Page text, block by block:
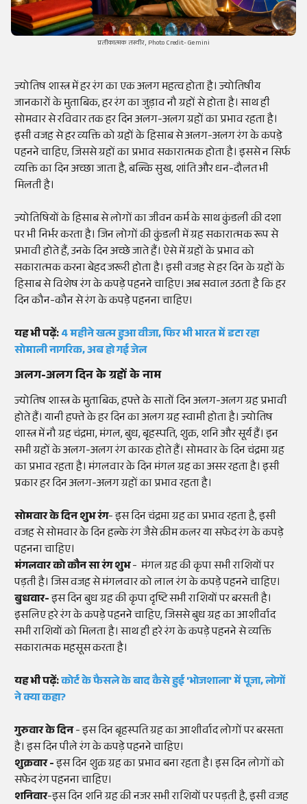
प्रतीकात्मक तस्वीर, Photo Credit- Gemini
ज्योतिष शास्त्र में हर रंग का एक अलग महत्व होता है। ज्योतिषीय
जानकारों के मुताबिक, हर रंग का जुड़ाव नौ ग्रहों से होता है। साथ ही
सोमवार से रविवार तक हर दिन अलग-अलग ग्रहों का प्रभाव रहता है।
इसी वजह से हर व्यक्ति को ग्रहों के हिसाब से अलग-अलग रंग के कपड़े
पहनने चाहिए, जिससे ग्रहों का प्रभाव सकारात्मक होता है। इससे न सिर्फ
व्यक्ति का दिन अच्छा जाता है, बल्कि सुख, शांति और धन-दौलत भी
मिलती है।
ज्योतिषियों के हिसाब से लोगों का जीवन कर्म के साथ कुंडली की दशा
पर भी निर्भर करता है। जिन लोगों की कुंडली में ग्रह सकारात्मक रूप से
प्रभावी होते हैं, उनके दिन अच्छे जाते हैं। ऐसे में ग्रहों के प्रभाव को
सकारात्मक करना बेहद जरूरी होता है। इसी वजह से हर दिन के ग्रहों के
हिसाब से विशेष रंग के कपड़े पहनने चाहिए। अब सवाल उठता है कि हर
दिन कौन-कौन से रंग के कपड़े पहनना चाहिए।
यह भी पढ़ें:4 महीने खत्म हुआ वीजा, फिर भी भारत में डटा रहा
सोमाली नागरिक, अब हो गई जेल
अलग-अलग दिन के ग्रहों के नाम
ज्योतिष शास्त्र के मुताबिक, हफ्ते के सातों दिन अलग-अलग ग्रह प्रभावी
होते हैं। यानी हफ्ते के हर दिन का अलग ग्रह स्वामी होता है। ज्योतिष
शास्त्र में नौ ग्रह चंद्रमा, मंगल, बुध, बृहस्पति, शुक्र, शनि और सूर्य हैं। इन
सभी ग्रहों के अलग-अलग रंग कारक होते हैं। सोमवार के दिन चंद्रमा ग्रह
का प्रभाव रहता है। मंगलवार के दिन मंगल ग्रह का असर रहता है। इसी
प्रकार हर दिन अलग-अलग ग्रहों का प्रभाव रहता है।
सोमवार के दिन शुभ रंग- इस दिन चंद्रमा ग्रह का प्रभाव रहता है, इसी
वजह से सोमवार के दिन हल्के रंग जैसे क्रीम कलर या सफेद रंग के कपड़े
पहनना चाहिए।
मंगलवार को कौन सा रंग शुभ- मंगल ग्रह की कृपा सभी राशियों पर
पड़ती है। जिस वजह से मंगलवार को लाल रंग के कपड़े पहनने चाहिए।
बुधवार-इस दिन बुध ग्रह की कृपा दृष्टि सभी राशियों पर बरसती है।
इसलिए हरे रंग के कपड़े पहनने चाहिए, जिससे बुध ग्रह का आशीर्वाद
सभी राशियों को मिलता है। साथ ही हरे रंग के कपड़े पहनने से व्यक्ति
सकारात्मक महसूस करता है।
यह भी पढ़ें:कोर्ट के फैसले के बाद कैसे हुई 'भोजशाला' में पूजा, लोगों
ने क्या कहा?
गुरुवार के दिन- इस दिन बृहस्पति ग्रह का आशीर्वाद लोगों पर बरसता
है। इस दिन पीले रंग के कपड़े पहनने चाहिए।
शुक्रवार -इस दिन शुक्र ग्रह का प्रभाव बना रहता है। इस दिन लोगों को
सफेद रंग पहनना चाहिए।
शनिवार-इस दिन शनि ग्रह की नजर सभी राशियों पर पड़ती है, इसी वजह